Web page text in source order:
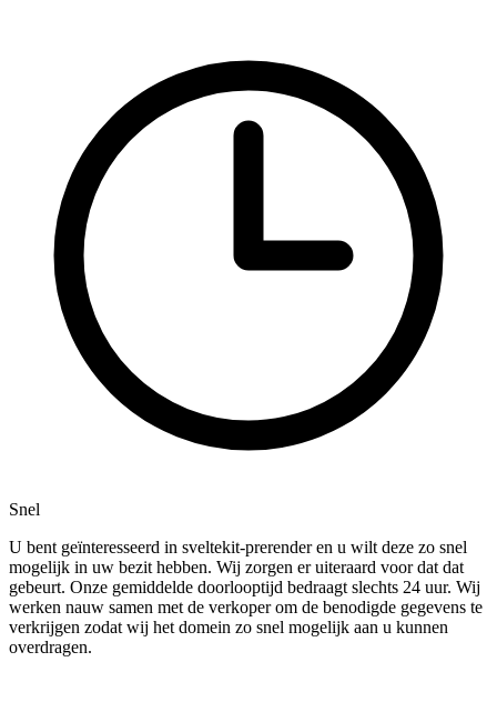
Snel
U bent geïnteresseerd in sveltekit-prerender en u wilt deze zo snel
mogelijk in uw bezit hebben. Wij zorgen er uiteraard voor dat dat
gebeurt. Onze gemiddelde doorlooptijd bedraagt slechts 24 uur. Wij
werken nauw samen met de verkoper om de benodigde gegevens te
verkrijgen zodat wij het domein zo snel mogelijk aan u kunnen
overdragen.